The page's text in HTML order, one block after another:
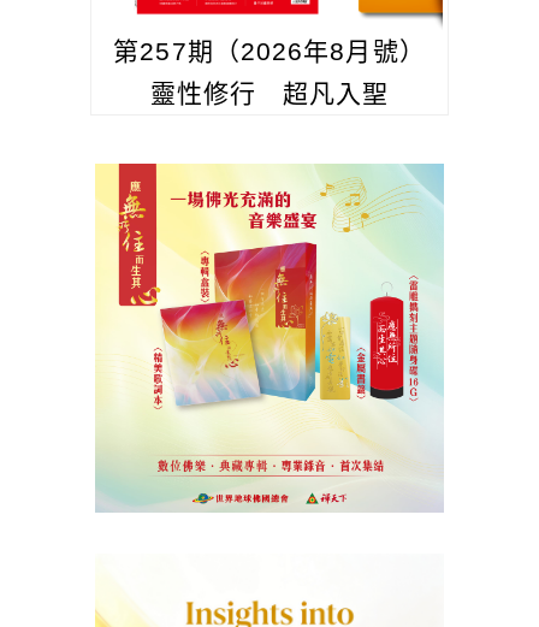
第257期（2026年8月號）
靈性修行 超凡入聖